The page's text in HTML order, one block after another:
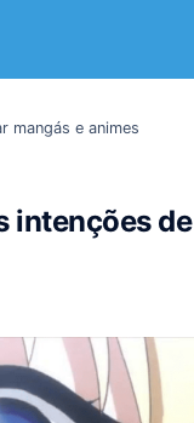
mangás e animes
intenções de